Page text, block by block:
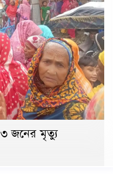
৩ জনের মৃত্যু